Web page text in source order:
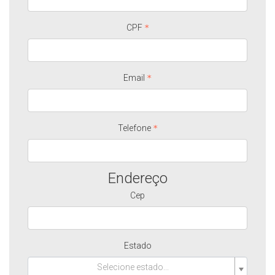
CPF
Email
Telefone
Endereço
Cep
Estado
Selecione estado...